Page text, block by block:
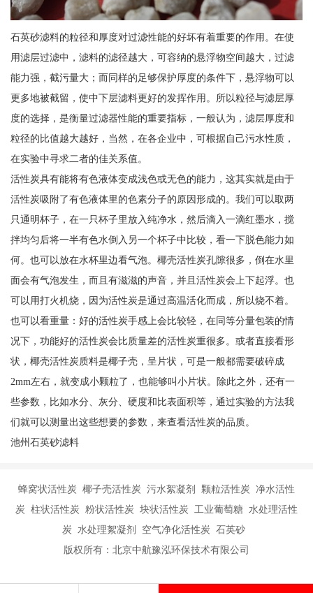
石英砂滤料的粒径和厚度对过滤性能的好坏有着重要的作用。在使
用滤层过滤中，滤料的滤径越大，可容纳的悬浮物空间越大，过滤
能力强，截污量大；而同样的足够保护厚度的条件下，悬浮物可以
更多地被截留，使中下层滤料更好的发挥作用。所以粒径与滤层厚
度的选择，是衡量过滤器性能的重要指标，一般认为，滤层厚度和
粒径的比值越大越好，当然，在各企业中，可根据自己污水性质，
在实验中寻求二者的佳关系值。
活性炭具有能将有色液体变成浅色或无色的能力，这其实就是由于
活性炭吸附了有色液体里的色素分子的原因形成的。我们可以取两
只通明杯子，在一只杯子里放入纯净水，然后滴入一滴红墨水，搅
拌均匀后将一半有色水倒入另一个杯子中比较，看一下脱色能力如
何。也可以放在水杯里边看气泡。椰壳活性炭孔隙很多，倒在水里
面会有气泡发生，而且有滋滋的声音，并且活性炭会上下起浮。也
可以用打火机烧，因为活性炭是通过高温活化而成，所以烧不着。
也可以看重量：好的活性炭手感上会比较轻，在同等分量包装的情
况下，功能好的活性炭会比质量差的活性炭重很多。或者直接看形
状，椰壳活性炭质料是椰子壳，呈片状，可是一般都需要破碎成
2mm左右，就变成小颗粒了，也能够叫小片状。除此之外，还有一
些参数，比如水分、灰分、硬度和比表面积等，通过实验的方法我
们就可以测量出这些想要的参数，来查看活性炭的品质。
池州石英砂滤料
蜂窝状活性炭 椰子壳活性炭 污水絮凝剂 颗粒活性炭 净水活性
炭 柱状活性炭 粉状活性炭 块状活性炭 工业葡萄糖 水处理活性
炭 水处理絮凝剂 空气净化活性炭 石英砂
版权所有：北京中航豫泓环保技术有限公司